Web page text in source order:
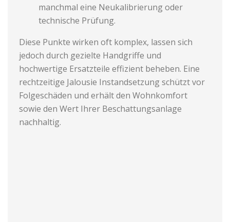
manchmal eine Neukalibrierung oder
technische Prüfung.
Diese Punkte wirken oft komplex, lassen sich
jedoch durch gezielte Handgriffe und
hochwertige Ersatzteile effizient beheben. Eine
rechtzeitige Jalousie Instandsetzung schützt vor
Folgeschäden und erhält den Wohnkomfort
sowie den Wert Ihrer Beschattungsanlage
nachhaltig.